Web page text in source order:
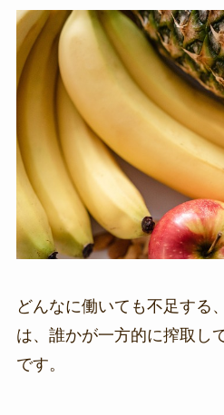
どんなに働いても不足する
は、誰かが一方的に搾取し
です。